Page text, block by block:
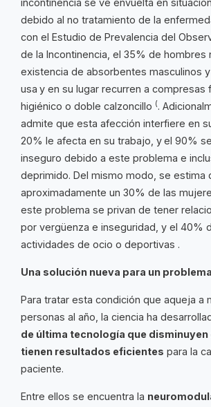
incontinencia se ve envuelta en
debido al no tratamiento de la
con el Estudio de Prevalencia del
de la Incontinencia, el 35% de hombres
existencia de absorbentes masculinos
usa y en su lugar recurren a compresas
higiénico o doble calzoncillo (.
admite que esta afección interfiere en
20% le afecta en su trabajo, yel 90%
inseguro debido a este problema e
deprimido. Del mismo modo, se estima
aproximadamente un 30% de las
este problema se privan de tener
por vergüenza e inseguridad, y el 40%
actividades de ocio o deportivas .
Una solución nueva para un
Para tratar esta condición que aqueja a
personas al año, la ciencia ha
de última tecnología que
tienen resultados eficientes para la
paciente.
Entre ellos se encuentra la